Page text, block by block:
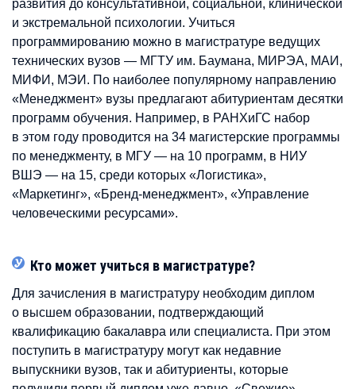
развития до консультативной, социальной, клинической
и экстремальной психологии. Учиться
программированию можно в магистратуре ведущих
технических вузов — МГТУ им. Баумана, МИРЭА, МАИ,
МИФИ, МЭИ. По наиболее популярному направлению
«Менеджмент» вузы предлагают абитуриентам десятки
программ обучения. Например, в РАНХиГС набор
в этом году проводится на 34 магистерские программы
по менеджменту, в МГУ — на 10 программ, в НИУ
ВШЭ — на 15, среди которых «Логистика»,
«Маркетинг», «Бренд-менеджмент», «Управление
человеческими ресурсами».
Кто может учиться в магистратуре?
Для зачисления в магистратуру необходим диплом
о высшем образовании, подтверждающий
квалификацию бакалавра или специалиста. При этом
поступить в магистратуру могут как недавние
выпускники вузов, так и абитуриенты, которые